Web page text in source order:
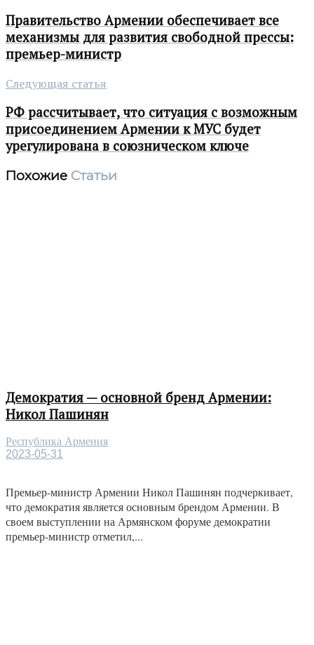
Правительство Армении обеспечивает все
механизмы для развития свободной прессы:
премьер-министр
Следующая статья
РФ рассчитывает, что ситуация с возможным
присоединением Армении к МУС будет
урегулирована в союзническом ключе
Похожие Статьи
Демократия — основной бренд Армении:
Никол Пашинян
Республика Армения
2023-05-31
Премьер-министр Армении Никол Пашинян подчеркивает,
что демократия является основным брендом Армении. В
своем выступлении на Армянском форуме демократии
премьер-министр отметил,...